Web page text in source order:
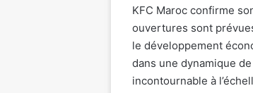
KFC Maroc confirme
ouvertures sont
le développement
dans une dynamique
incontournable à